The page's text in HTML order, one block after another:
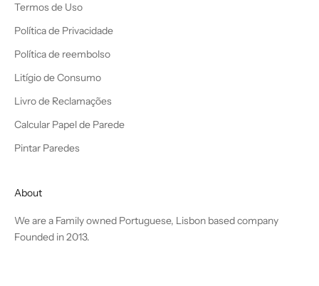
Termos de Uso
Política de Privacidade
Política de reembolso
Litígio de Consumo
Livro de Reclamações
Calcular Papel de Parede
Pintar Paredes
About
We are a Family owned Portuguese, Lisbon based company
Founded in 2013.